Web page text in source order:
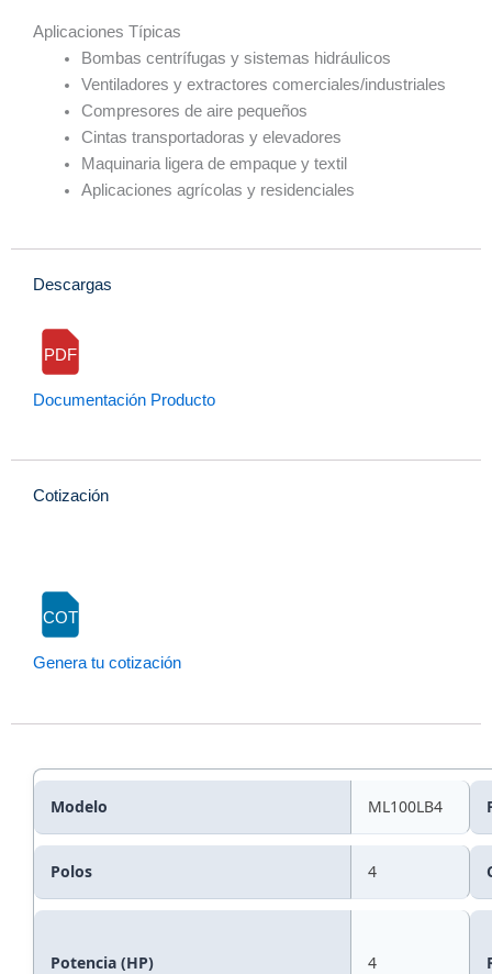
Aplicaciones Típicas
Bombas centrífugas y sistemas hidráulicos
Ventiladores y extractores comerciales/industriales
Compresores de aire pequeños
Cintas transportadoras y elevadores
Maquinaria ligera de empaque y textil
Aplicaciones agrícolas y residenciales
Descargas
PDF
Documentación Producto
Cotización
COT
Genera tu cotización
Modelo ML100LB4
Polos 4
Potencia (HP) 4